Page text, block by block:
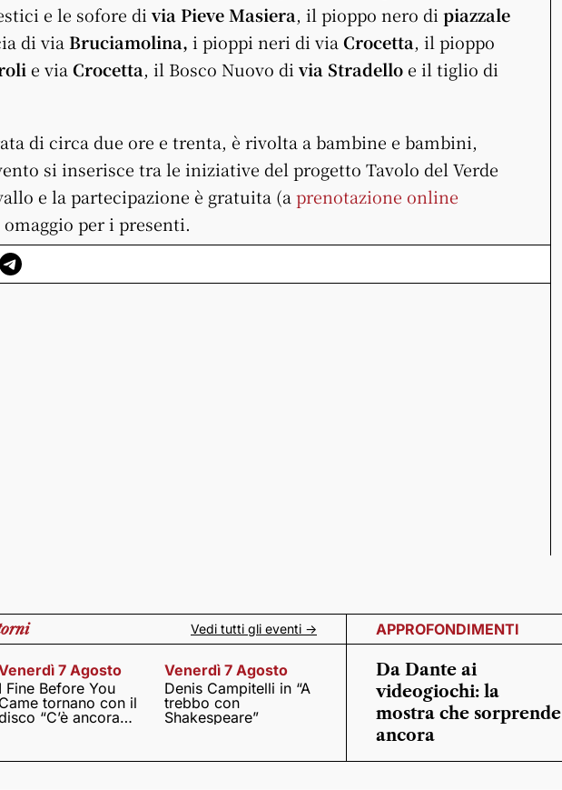
e le sofore di via Pieve Masiera, il pioppo nero di piazzale
di via Bruciamolina, i pioppi neri di via Crocetta, il pioppo
e via Crocetta, il Bosco Nuovo di via Stradelloe il tiglio di
di circa due ore e trenta, è rivolta a bambine e bambini,
si inserisce tra le iniziative del progetto Tavolo del Verde
e la partecipazione è gratuita (a prenotazione online
per i presenti.
Vedi tutti gli eventi ->
7 Agosto
I Fine Before You
Came tornano con il
“C’è ancora
Venerdì 7 Agosto
Denis Campitelli in “A
trebbo con
Shakespeare”
APPROFONDIMENTI
Da Dante ai
videogiochi: la
mostra che sorprende
ancora